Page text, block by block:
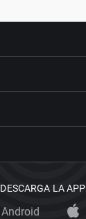
DESCARGA LA APP
Android